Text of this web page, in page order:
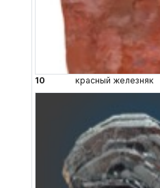
10 красный железняк